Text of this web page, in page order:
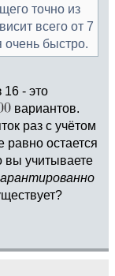
точно из
всего от 7
очень быстро.
- это
вариантов.
раз с учётом
равно остается
вы учитываете